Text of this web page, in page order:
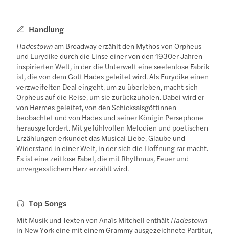
Handlung
Hadestownam Broadway erzählt den Mythos von Orpheus
und Eurydike durch die Linse einer von den 1930er Jahren
inspirierten Welt, in der die Unterwelt eine seelenlose Fabrik
ist, die von dem Gott Hades geleitet wird. Als Eurydike einen
verzweifelten Deal eingeht, um zu überleben, macht sich
Orpheus auf die Reise, um sie zurückzuholen. Dabei wird er
von Hermes geleitet, von den Schicksalsgöttinnen
beobachtet und von Hades und seiner Königin Persephone
herausgefordert. Mit gefühlvollen Melodien und poetischen
Erzählungen erkundet das Musical Liebe, Glaube und
Widerstand in einer Welt, in der sich die Hoffnung rar macht.
Es ist eine zeitlose Fabel, die mit Rhythmus, Feuer und
unvergesslichem Herz erzählt wird.
Top Songs
Mit Musik und Texten von Anaïs Mitchell enthält Hadestown
in New York eine mit einem Grammy ausgezeichnete Partitur,